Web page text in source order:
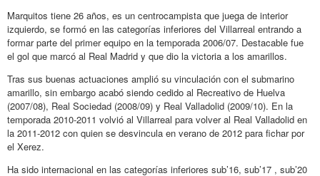
Marquitos tiene 26 años, es un centrocampista que juega de interior
izquierdo, se formó en las categorías inferiores del Villarreal entrando a
formar parte del primer equipo en la temporada 2006/07. Destacable fue
el gol que marcó al Real Madrid y que dio la victoria a los amarillos.
Tras sus buenas actuaciones amplió su vinculación con el submarino
amarillo, sin embargo acabó siendo cedido al Recreativo de Huelva
(2007/08), Real Sociedad (2008/09) y Real Valladolid (2009/10). En la
temporada 2010-2011 volvió al Villarreal para volver al Real Valladolid en
la 2011-2012 con quien se desvincula en verano de 2012 para fichar por
el Xerez.
Ha sido internacional en las categorías inferiores sub’16, sub’17 , sub’20